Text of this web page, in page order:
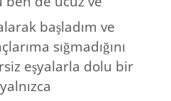
başladım ve
sığmadığını
eşyalarla dolu bir